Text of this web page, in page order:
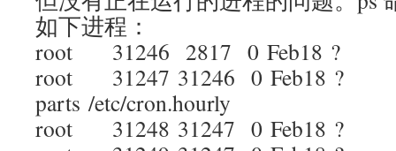
如下进程：
root 31246 2817 0 Feb18 ?
root 31247 31246 0 Feb18 ?
parts /etc/cron.hourly
root 31248 31247 0 Feb18 ?